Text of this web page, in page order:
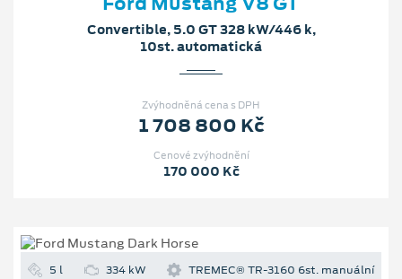
Convertible, 5.0 GT 328 kW/446 k,
10st. automatická
Zvýhodněná cena s DPH
1 708 800 Kč
Cenové zvýhodnění
170 000 Kč
5 l 334 kW TREMEC® TR-3160 6st. manuální